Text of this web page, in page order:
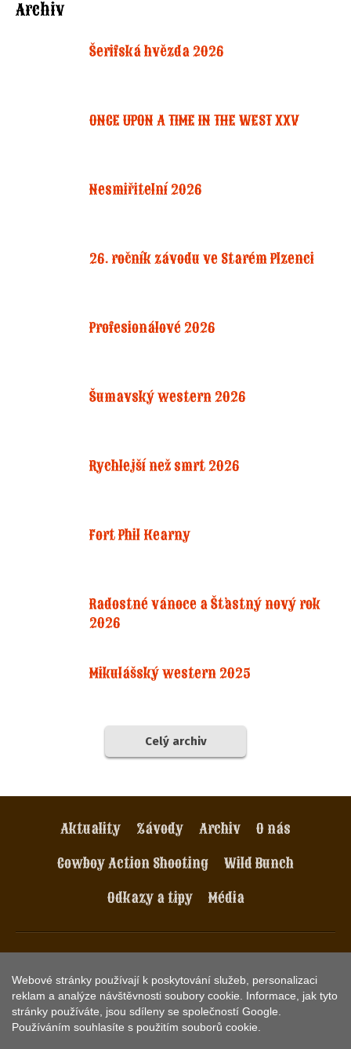
Archiv
Šerifská hvězda 2026
ONCE UPON A TIME IN THE WEST XXV
Nesmiřitelní 2026
26. ročník závodu ve Starém Plzenci
Profesionálové 2026
Šumavský western 2026
Rychlejší než smrt 2026
Fort Phil Kearny
Radostné vánoce a Šťastný nový rok
2026
Mikulášský western 2025
Celý archiv
Aktuality Závody Archiv
O nás
Cowboy Action Shooting
Wild Bunch
Odkazy a tipy
Média
nám. 2. Praha 3, e-mail:info@aws-czech.cz.
© 2018 AWS Czech, vývoj a provoz webuKETNET s.r.o.
Webové stránky používají k poskytování služeb, personalizaci
reklam a analýze návštěvnosti soubory cookie. Informace, jak tyto
stránky používáte, jsou sdíleny se společností Google.
Používáním souhlasíte s použitím souborů cookie.